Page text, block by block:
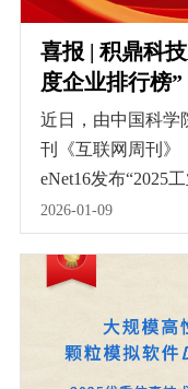
喜报 | 积鼎科
度企业排行榜”
近日，由中国科学
刊《互联网周刊》
eNet16发布“2025
鼎信息科技有限公
2026-01-09